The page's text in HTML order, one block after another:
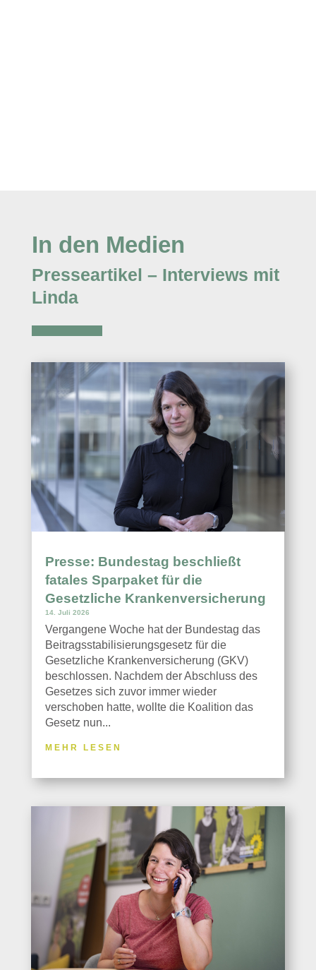
In den Medien
Presseartikel – Interviews mit
Linda
Presse: Bundestag beschließt
fatales Sparpaket für die
Gesetzliche Krankenversicherung
14. Juli 2026
Vergangene Woche hat der Bundestag das
Beitragsstabilisierungsgesetz für die
Gesetzliche Krankenversicherung (GKV)
beschlossen. Nachdem der Abschluss des
Gesetzes sich zuvor immer wieder
verschoben hatte, wollte die Koalition das
Gesetz nun...
MEHR LESEN